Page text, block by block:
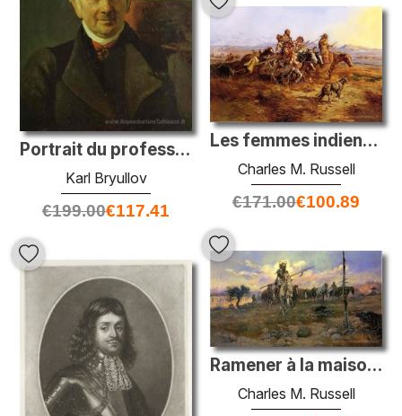
Portrait du professeur de l'Académie médicale de Moscou K. A. Ja
Karl Bryullov
€199.00€117.41
Les femmes indiennes déménagent
Charles M. Russell
€171.00€100.89
Ramener à la maison le butin
Charles M. Russell